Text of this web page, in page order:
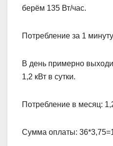
берём 135 Вт/час.
Потребление за 1
В день примерно
1,2 кВт в сутки.
Потребление в месяц:
Сумма оплаты: